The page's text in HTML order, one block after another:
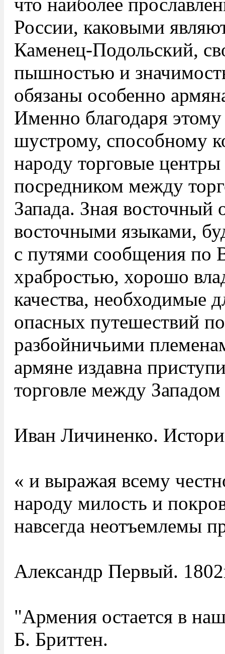
России, каковыми
Каменец-Подольский,
пышностью и
обязаны особенно
Именно благодаря
шустрому, способному
народу торговые
посредником между
Запада. Зная восточный
восточными языками,
с путями сообщения по
храбростью, хорошо
качества, необходимые
опасных путешествий
разбойничьими
армяне издавна
торговле между
Иван Личиненко.
« и выражая всему
народу милость и
навсегда неотъемлемы
Александр Первый.
"Армения остается в
Б. Бриттен.